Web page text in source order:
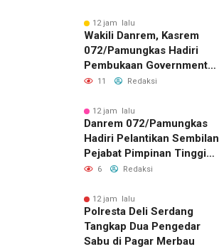
ISTIMEWA
12 jam lalu
Wakili Danrem, Kasrem
072/Pamungkas Hadiri
Pembukaan Government
Procurement Forum &
11 Redaksi
12 jam lalu
Danrem 072/Pamungkas
Hadiri Pelantikan Sembilan
Pejabat Pimpinan Tinggi
Pratama Pemda DIY
6 Redaksi
12 jam lalu
Polresta Deli Serdang
Tangkap Dua Pengedar
Sabu di Pagar Merbau